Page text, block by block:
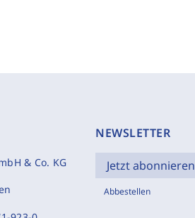
& Co. KG
NEWSLETTER
Jetzt abonnieren
Abbestellen